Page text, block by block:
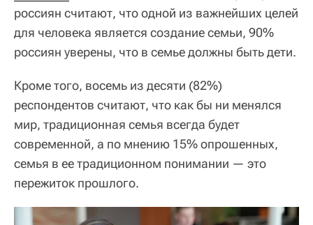
россиян считают, что одной из важнейших целей
для человека является создание семьи, 90%
россиян уверены, что в семье должны быть дети.
Кроме того, восемь из десяти (82%)
респондентов считают, что как бы ни менялся
мир, традиционная семья всегда будет
современной, а по мнению 15% опрошенных,
семья в ее традиционном понимании — это
пережиток прошлого.